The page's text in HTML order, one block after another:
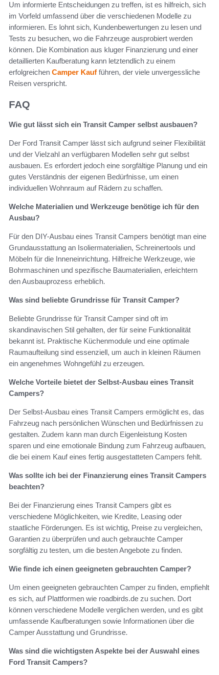
Um informierte Entscheidungen zu treffen, ist es hilfreich, sich
im Vorfeld umfassend über die verschiedenen Modelle zu
informieren. Es lohnt sich, Kundenbewertungen zu lesen und
Tests zu besuchen, wo die Fahrzeuge ausprobiert werden
können. Die Kombination aus kluger Finanzierung und einer
detaillierten Kaufberatung kann letztendlich zu einem
erfolgreichen Camper Kauf führen, der viele unvergessliche
Reisen verspricht.
FAQ
Wie gut lässt sich ein Transit Camper selbst ausbauen?
Der Ford Transit Camper lässt sich aufgrund seiner Flexibilität
und der Vielzahl an verfügbaren Modellen sehr gut selbst
ausbauen. Es erfordert jedoch eine sorgfältige Planung und ein
gutes Verständnis der eigenen Bedürfnisse, um einen
individuellen Wohnraum auf Rädern zu schaffen.
Welche Materialien und Werkzeuge benötige ich für den
Ausbau?
Für den DIY-Ausbau eines Transit Campers benötigt man eine
Grundausstattung an Isoliermaterialien, Schreinertools und
Möbeln für die Inneneinrichtung. Hilfreiche Werkzeuge, wie
Bohrmaschinen und spezifische Baumaterialien, erleichtern
den Ausbauprozess erheblich.
Was sind beliebte Grundrisse für Transit Camper?
Beliebte Grundrisse für Transit Camper sind oft im
skandinavischen Stil gehalten, der für seine Funktionalität
bekannt ist. Praktische Küchenmodule und eine optimale
Raumaufteilung sind essenziell, um auch in kleinen Räumen
ein angenehmes Wohngefühl zu erzeugen.
Welche Vorteile bietet der Selbst-Ausbau eines Transit
Campers?
Der Selbst-Ausbau eines Transit Campers ermöglicht es, das
Fahrzeug nach persönlichen Wünschen und Bedürfnissen zu
gestalten. Zudem kann man durch Eigenleistung Kosten
sparen und eine emotionale Bindung zum Fahrzeug aufbauen,
die bei einem Kauf eines fertig ausgestatteten Campers fehlt.
Was sollte ich bei der Finanzierung eines Transit Campers
beachten?
Bei der Finanzierung eines Transit Campers gibt es
verschiedene Möglichkeiten, wie Kredite, Leasing oder
staatliche Förderungen. Es ist wichtig, Preise zu vergleichen,
Garantien zu überprüfen und auch gebrauchte Camper
sorgfältig zu testen, um die besten Angebote zu finden.
Wie finde ich einen geeigneten gebrauchten Camper?
Um einen geeigneten gebrauchten Camper zu finden, empfiehlt
es sich, auf Plattformen wie roadbirds.de zu suchen. Dort
können verschiedene Modelle verglichen werden, und es gibt
umfassende Kaufberatungen sowie Informationen über die
Camper Ausstattung und Grundrisse.
Was sind die wichtigsten Aspekte bei der Auswahl eines
Ford Transit Campers?